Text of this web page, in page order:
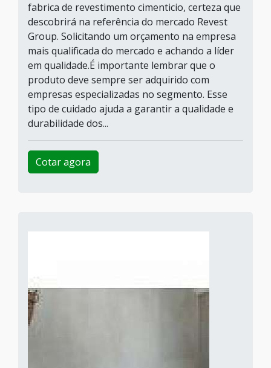
fabrica de revestimento cimenticio, certeza que
descobrirá na referência do mercado Revest
Group. Solicitando um orçamento na empresa
mais qualificada do mercado e achando a líder
em qualidade.É importante lembrar que o
produto deve sempre ser adquirido com
empresas especializadas no segmento. Esse
tipo de cuidado ajuda a garantir a qualidade e
durabilidade dos...
Cotar agora